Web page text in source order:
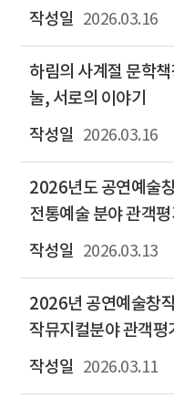
2026.03.16
하림의 사계절 문학
눌, 서로의 이야기
2026.03.16
2026년도 공연예술
전통예술 분야 관객
2026.03.13
2026년 공연예술창
작뮤지컬분야 관객평
2026.03.11